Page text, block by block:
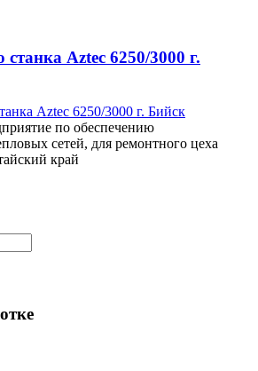
станка Aztec 6250/3000 г.
по обеспечению
сетей, для ремонтного цеха
край